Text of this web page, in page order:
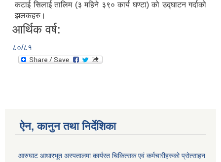
कटाई सिलाई तालिम (३ महिने ३९० कार्य घण्टा) को उद्घाटन गर्दाको
झलकहरु।
आर्थिक वर्ष:
८०/८१
ऐन, कानुन तथा निर्देशिका
आरुघाट आधारभूत अस्पतालमा कार्यरत चिकित्सक एवं कर्मचारीहरुको प्रोत्साहन